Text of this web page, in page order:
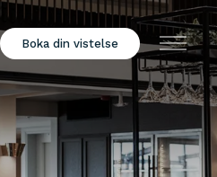
Boka din vistelse Meny